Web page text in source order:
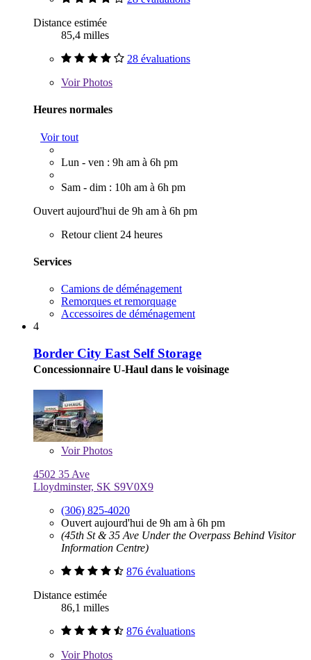
Distance estimée
85,4 milles
28 évaluations
VoirPhotos
Heures normales
Voir tout
Lun - ven : 9h am à 6h pm
Sam - dim : 10h am à 6h pm
Ouvert aujourd'hui de 9h am à 6h pm
Retour client 24 heures
Services
Camions de déménagement
Remorques et remorquage
Accessoires de déménagement
4
Border City East Self Storage
Concessionnaire U-Haul dans le voisinage
VoirPhotos
4502 35 Ave
Lloydminster, SK S9V0X9
(306) 825-4020
Ouvert aujourd'hui de 9h am à 6h pm
(45th St & 35 Ave Under the Overpass Behind Visitor
Information Centre)
876 évaluations
Distance estimée
86,1 milles
876 évaluations
VoirPhotos